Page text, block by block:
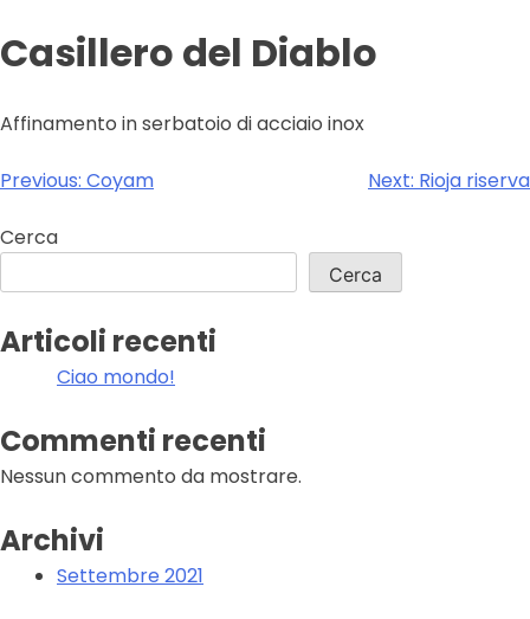
Casillero del Diablo
Affinamento in serbatoio di acciaio inox
Navigazione
articoli
Previous: Coyam Next: Rioja riserva
Cerca
Cerca
Articoli recenti
Ciao mondo!
Commenti recenti
Nessun commento da mostrare.
Archivi
Settembre 2021